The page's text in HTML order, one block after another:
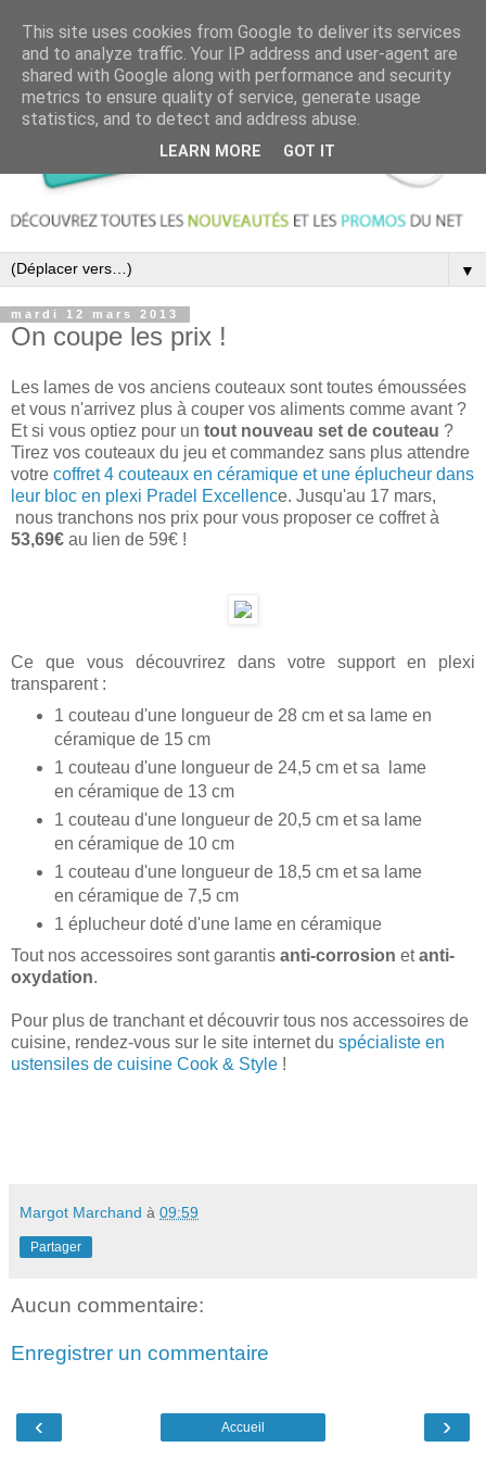
▼
mardi 12 mars 2013
On coupe les prix !
Les lames de vos anciens couteaux sont toutes émoussées
et vous n'arrivez plus à couper vos aliments comme avant ?
Et si vous optiez pour un tout nouveau set de couteau ?
Tirez vos couteaux du jeu et commandez sans plus attendre
votre coffret 4 couteaux en céramique et une éplucheur dans
leur bloc en pl exi Pradel Excellence. Jusqu'au 17 mars,
nous tranchons nos prix pour vous proposer ce coffret à
53,69€ au lien de 59€ !
Ce que vous découvrirez dans votre support en plexi
transparent :
1 couteau d'une longueur de 28 cm et sa lame en
céramique de 15 cm
1 couteau d'une longueur de 24,5 cm et sa lame
en céramique de 13 cm
1 couteau d'une longueur de 20,5 cm et sa lame
en céramique de 10 cm
1 couteau d'une longueur de 18,5 cm et sa lame
en céramique de 7,5 cm
1 éplucheur doté d'une lame en céramique
Tout nos accessoires sont garantis anti-corrosion etanti-
oxydation.
Pour plus de tranchant et découvrir tous nos accessoires de
cuisine, rendez-vous sur le site internet du spécialiste en
ustensiles de cuisine Cook & Style !
Margot Marchand à 09:59
Partager
Aucun commentaire:
Enregistrer un commentaire
‹ ›
Accueil
This site uses cookies from Google to deliver its services
and to analyze traffic. Your IP address and user-agent are
shared with Google along with performance and security
metrics to ensure quality of service, generate usage
statistics, and to detect and address abuse.
LEARN MORE GOT IT